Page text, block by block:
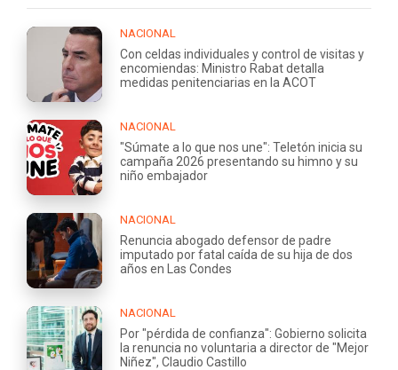
NACIONAL
Con celdas individuales y control de visitas y
encomiendas: Ministro Rabat detalla
medidas penitenciarias en la ACOT
NACIONAL
"Súmate a lo que nos une": Teletón inicia su
campaña 2026 presentando su himno y su
niño embajador
NACIONAL
Renuncia abogado defensor de padre
imputado por fatal caída de su hija de dos
años en Las Condes
NACIONAL
Por "pérdida de confianza": Gobierno solicita
la renuncia no voluntaria a director de "Mejor
Niñez", Claudio Castillo